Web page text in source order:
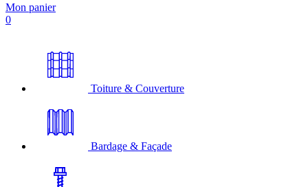
Mon panier
0
Toiture & Couverture
Bardage & Façade